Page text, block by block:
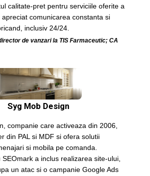
calitate-pret pentru serviciile oferite a
apreciat comunicarea constanta si
inclusiv 24/24.
de vanzari la TIS Farmaceutic; CA
Syg Mob Design
companie care activeaza din 2006,
din PAL si MDF si ofera solutii
si mobila pe comanda.
a inclus realizarea site-ului,
un atac si o campanie Google Ads